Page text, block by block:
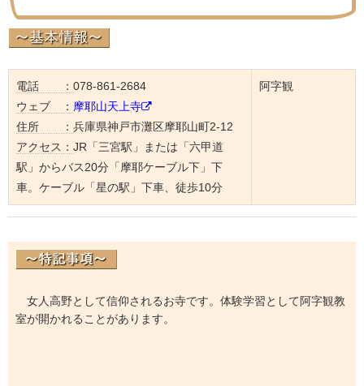
電話 ： 078-861-2684
ウェブ ： 摩耶山天上寺
住所 ： 兵庫県神戸市灘区摩耶山町2-12
アクセス： JR「三宮駅」または「六甲道
駅」からバス20分「摩耶ケーブル下」下
車。ケーブル「星の駅」下車、徒歩10分
阿字観
女人高野として信仰されるお寺です。体験学習として阿字観教
室が開かれることがあります。